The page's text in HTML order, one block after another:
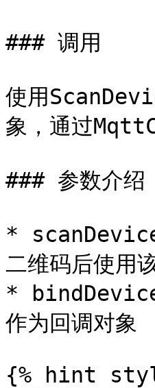
### 调用
使用
象，通过
### 参数介绍
*
二维码后使用
*
作为回调对象
{% hint